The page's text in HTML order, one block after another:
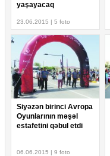
yaşayacaq
23.06.2015 | 5 foto
Siyəzən birinci Avropa
Oyunlarının məşəl
estafetini qəbul etdi
06.06.2015 | 9 foto